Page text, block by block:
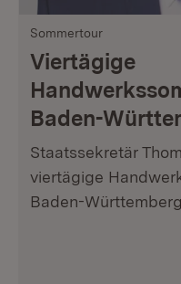
Sommertour
Viertägige
Baden-
Staatssekretär
viertägige
Baden-Württemberg.